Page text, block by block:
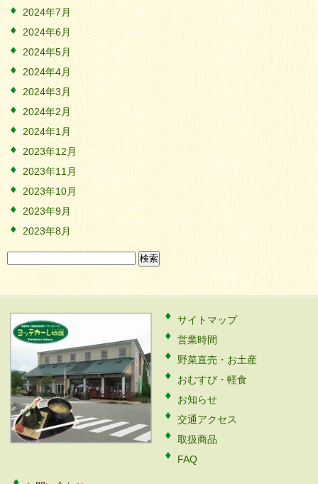
2024年7月
2024年6月
2024年5月
2024年4月
2024年3月
2024年2月
2024年1月
2023年12月
2023年11月
2023年10月
2023年9月
2023年8月
検
索:
サイトマップ
営業時間
野菜直売・お土産
おむすび・軽食
お知らせ
交通アクセス
取扱商品
FAQ